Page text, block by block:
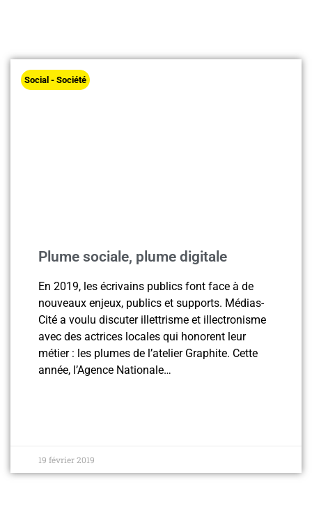
Social - Société
Plume sociale, plume digitale
En 2019, les écrivains publics font face à de
nouveaux enjeux, publics et supports. Médias-
Cité a voulu discuter illettrisme et illectronisme
avec des actrices locales qui honorent leur
métier : les plumes de l’atelier Graphite. Cette
année, l’Agence Nationale…
19 février 2019